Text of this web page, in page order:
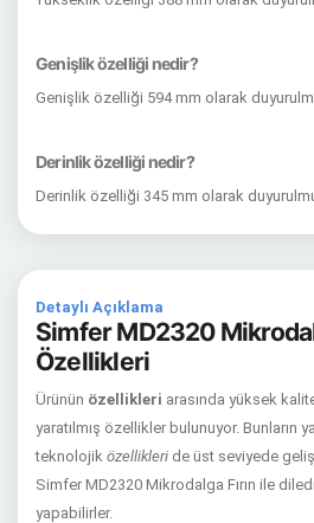
Genişlik özelliği nedir?
Genişlik özelliği 594 mm olarak
Derinlik özelliği nedir?
Derinlik özelliği 345 mm olarak
Detaylı Açıklama
Simfer MD2320
Özellikleri
Ürünün özellikleri arasında yüksek
yaratılmış özellikler bulunuyor. Bunların
teknolojik özellikleri de üst seviyede
Simfer MD2320 Mikrodalga Fırın ile
yapabilirler.